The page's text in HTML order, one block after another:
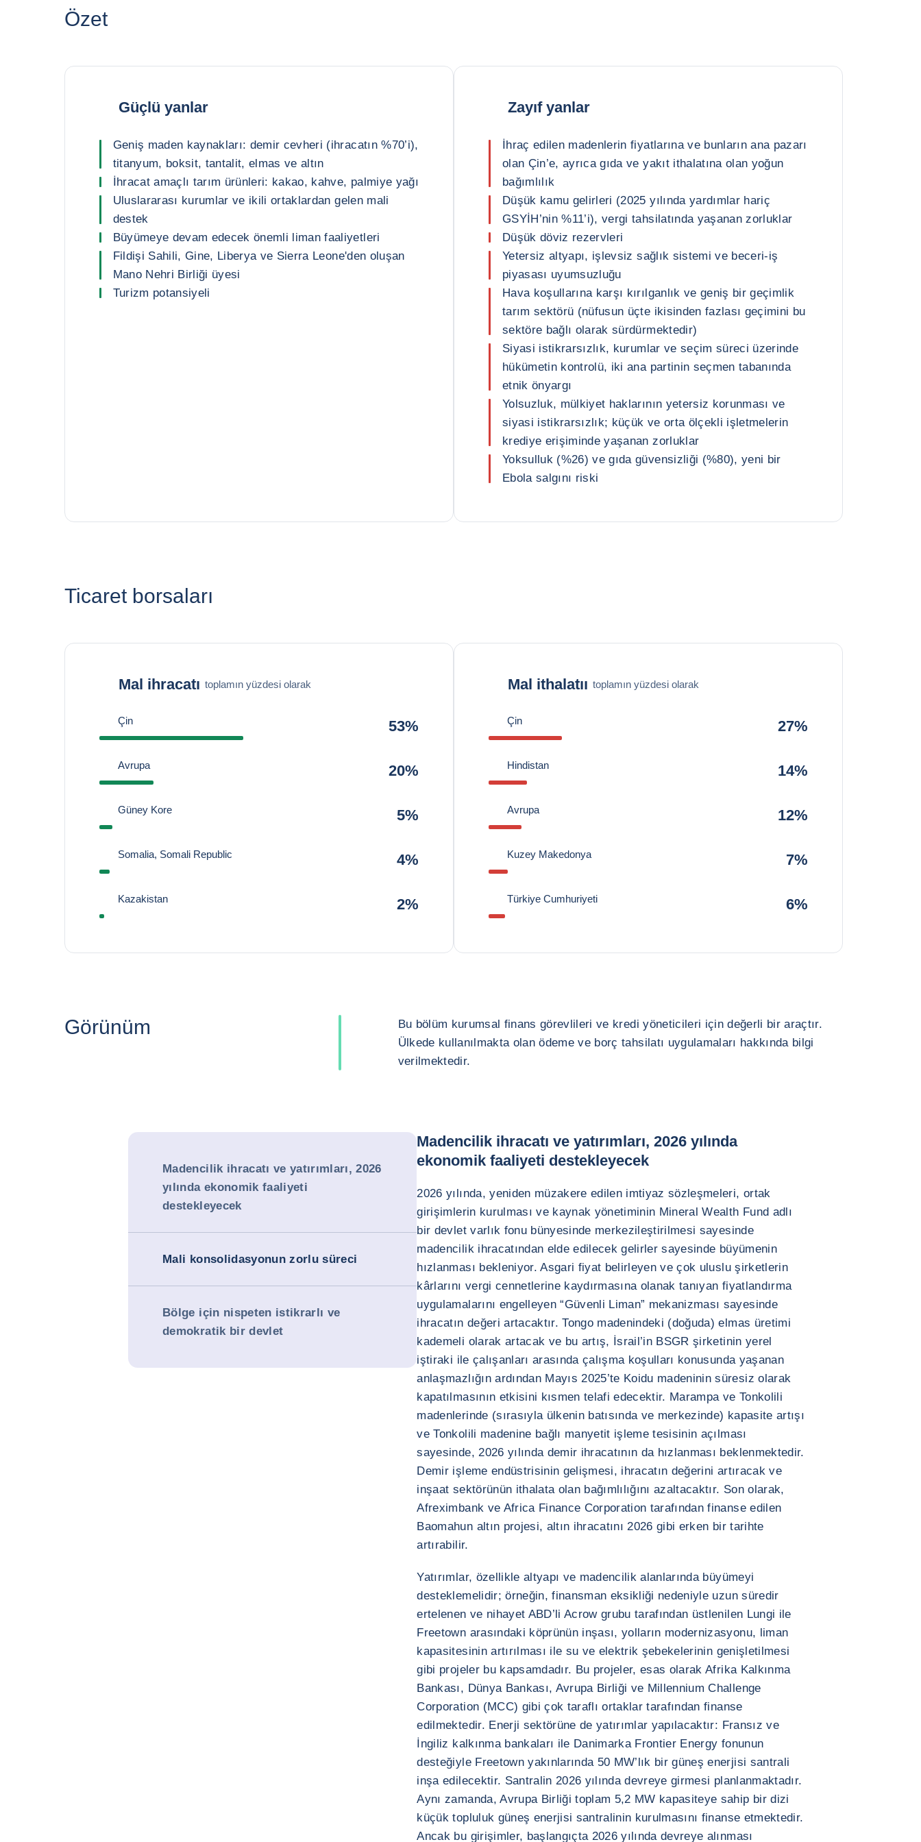
Özet
Güçlü yanlar
Geniş maden kaynakları: demir cevheri (ihracatın %70’i),
titanyum, boksit, tantalit, elmas ve altın
İhracat amaçlı tarım ürünleri: kakao, kahve, palmiye yağı
Uluslararası kurumlar ve ikili ortaklardan gelen mali
destek
Büyümeye devam edecek önemli liman faaliyetleri
Fildişi Sahili, Gine, Liberya ve Sierra Leone'den oluşan
Mano Nehri Birliği üyesi
Turizm potansiyeli
Zayıf yanlar
İhraç edilen madenlerin fiyatlarına ve bunların ana pazarı
olan Çin’e, ayrıca gıda ve yakıt ithalatına olan yoğun
bağımlılık
Düşük kamu gelirleri (2025 yılında yardımlar hariç
GSYİH’nin %11’i), vergi tahsilatında yaşanan zorluklar
Düşük döviz rezervleri
Yetersiz altyapı, işlevsiz sağlık sistemi ve beceri-iş
piyasası uyumsuzluğu
Hava koşullarına karşı kırılganlık ve geniş bir geçimlik
tarım sektörü (nüfusun üçte ikisinden fazlası geçimini bu
sektöre bağlı olarak sürdürmektedir)
Siyasi istikrarsızlık, kurumlar ve seçim süreci üzerinde
hükümetin kontrolü, iki ana partinin seçmen tabanında
etnik önyargı
Yolsuzluk, mülkiyet haklarının yetersiz korunması ve
siyasi istikrarsızlık; küçük ve orta ölçekli işletmelerin
krediye erişiminde yaşanan zorluklar
Yoksulluk (%26) ve gıda güvensizliği (%80), yeni bir
Ebola salgını riski
Ticaret borsaları
Mal ihracatı toplamın yüzdesi olarak
Çin 53%
Avrupa 20%
Güney Kore 5%
Somalia, Somali Republic 4%
Kazakistan 2%
Mal ithalatıı toplamın yüzdesi olarak
Çin 27%
Hindistan 14%
Avrupa 12%
Kuzey Makedonya 7%
Türkiye Cumhuriyeti 6%
Görünüm
Bu bölüm kurumsal finans görevlileri ve kredi yöneticileri için değerli bir araçtır.
Ülkede kullanılmakta olan ödeme ve borç tahsilatı uygulamaları hakkında bilgi
verilmektedir.
Madencilik ihracatı ve yatırımları, 2026
yılında ekonomik faaliyeti
destekleyecek
Mali konsolidasyonun zorlu süreci
Bölge için nispeten istikrarlı ve
demokratik bir devlet
Madencilik ihracatı ve yatırımları, 2026 yılında
ekonomik faaliyeti destekleyecek
2026 yılında, yeniden müzakere edilen imtiyaz sözleşmeleri, ortak
girişimlerin kurulması ve kaynak yönetiminin Mineral Wealth Fund adlı
bir devlet varlık fonu bünyesinde merkezileştirilmesi sayesinde
madencilik ihracatından elde edilecek gelirler sayesinde büyümenin
hızlanması bekleniyor. Asgari fiyat belirleyen ve çok uluslu şirketlerin
kârlarını vergi cennetlerine kaydırmasına olanak tanıyan fiyatlandırma
uygulamalarını engelleyen “Güvenli Liman” mekanizması sayesinde
ihracatın değeri artacaktır. Tongo madenindeki (doğuda) elmas üretimi
kademeli olarak artacak ve bu artış, İsrail’in BSGR şirketinin yerel
iştiraki ile çalışanları arasında çalışma koşulları konusunda yaşanan
anlaşmazlığın ardından Mayıs 2025’te Koidu madeninin süresiz olarak
kapatılmasının etkisini kısmen telafi edecektir. Marampa ve Tonkolili
madenlerinde (sırasıyla ülkenin batısında ve merkezinde) kapasite artışı
ve Tonkolili madenine bağlı manyetit işleme tesisinin açılması
sayesinde, 2026 yılında demir ihracatının da hızlanması beklenmektedir.
Demir işleme endüstrisinin gelişmesi, ihracatın değerini artıracak ve
inşaat sektörünün ithalata olan bağımlılığını azaltacaktır. Son olarak,
Afreximbank ve Africa Finance Corporation tarafından finanse edilen
Baomahun altın projesi, altın ihracatını 2026 gibi erken bir tarihte
artırabilir.
Yatırımlar, özellikle altyapı ve madencilik alanlarında büyümeyi
desteklemelidir; örneğin, finansman eksikliği nedeniyle uzun süredir
ertelenen ve nihayet ABD’li Acrow grubu tarafından üstlenilen Lungi ile
Freetown arasındaki köprünün inşası, yolların modernizasyonu, liman
kapasitesinin artırılması ile su ve elektrik şebekelerinin genişletilmesi
gibi projeler bu kapsamdadır. Bu projeler, esas olarak Afrika Kalkınma
Bankası, Dünya Bankası, Avrupa Birliği ve Millennium Challenge
Corporation (MCC) gibi çok taraflı ortaklar tarafından finanse
edilmektedir. Enerji sektörüne de yatırımlar yapılacaktır: Fransız ve
İngiliz kalkınma bankaları ile Danimarka Frontier Energy fonunun
desteğiyle Freetown yakınlarında 50 MW’lık bir güneş enerjisi santrali
inşa edilecektir. Santralin 2026 yılında devreye girmesi planlanmaktadır.
Aynı zamanda, Avrupa Birliği toplam 5,2 MW kapasiteye sahip bir dizi
küçük topluluk güneş enerjisi santralinin kurulmasını finanse etmektedir.
Ancak bu girişimler, başlangıçta 2026 yılında devreye alınması